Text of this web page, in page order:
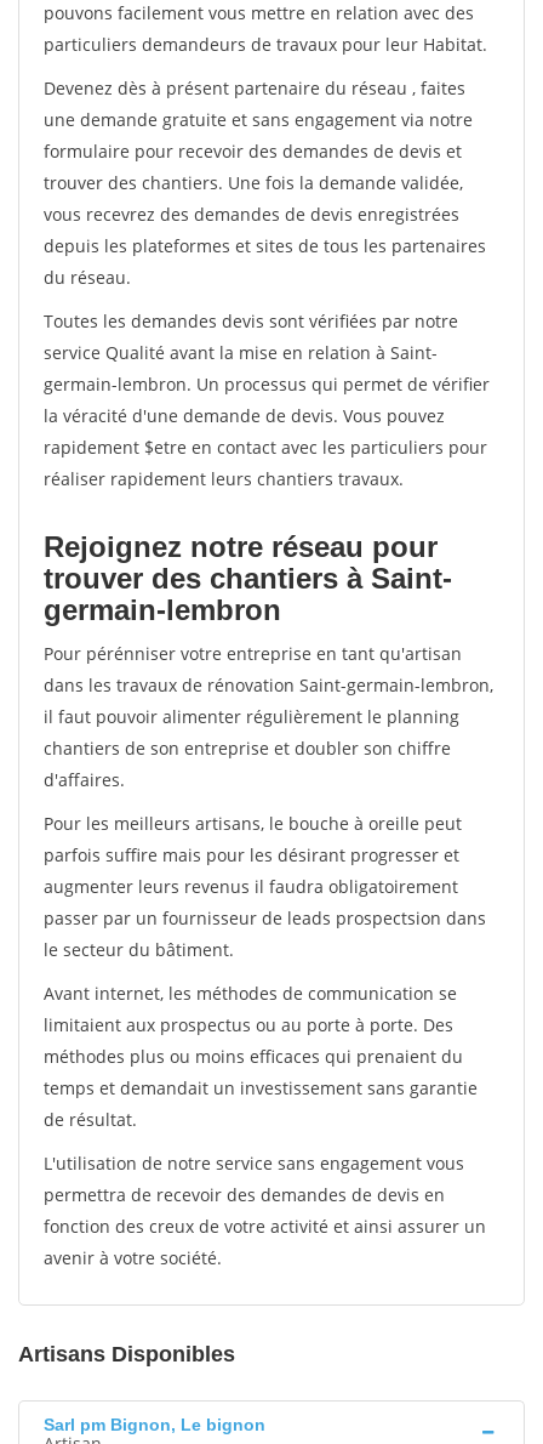
pouvons facilement vous mettre en relation avec des
particuliers demandeurs de travaux pour leur Habitat.
Devenez dès à présent partenaire du réseau , faites
une demande gratuite et sans engagement via notre
formulaire pour recevoir des demandes de devis et
trouver des chantiers. Une fois la demande validée,
vous recevrez des demandes de devis enregistrées
depuis les plateformes et sites de tous les partenaires
du réseau.
Toutes les demandes devis sont vérifiées par notre
service Qualité avant la mise en relation à Saint-
germain-lembron. Un processus qui permet de vérifier
la véracité d'une demande de devis. Vous pouvez
rapidement $etre en contact avec les particuliers pour
réaliser rapidement leurs chantiers travaux.
Rejoignez notre réseau pour
trouver des chantiers à Saint-
germain-lembron
Pour pérénniser votre entreprise en tant qu'artisan
dans les travaux de rénovation Saint-germain-lembron,
il faut pouvoir alimenter régulièrement le planning
chantiers de son entreprise et doubler son chiffre
d'affaires.
Pour les meilleurs artisans, le bouche à oreille peut
parfois suffire mais pour les désirant progresser et
augmenter leurs revenus il faudra obligatoirement
passer par un fournisseur de leads prospectsion dans
le secteur du bâtiment.
Avant internet, les méthodes de communication se
limitaient aux prospectus ou au porte à porte. Des
méthodes plus ou moins efficaces qui prenaient du
temps et demandait un investissement sans garantie
de résultat.
L'utilisation de notre service sans engagement vous
permettra de recevoir des demandes de devis en
fonction des creux de votre activité et ainsi assurer un
avenir à votre société.
Artisans Disponibles
Sarl pm Bignon, Le bignon